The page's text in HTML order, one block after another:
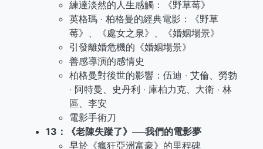
練達淡然的人生感觸：《野草莓》
英格瑪 ‧ 柏格曼的經典電影：《野草
莓》、《處女之泉》、《婚姻場景》
引發離婚危機的《婚姻場景》
善感導演的感情史
柏格曼對後世的影響：伍迪 ‧ 艾倫、勞勃
‧ 阿特曼、史丹利 ‧ 庫柏力克、大衛 ‧ 林
區、李安
電影手術刀
13：《老陳失蹤了》──我們的電影夢
早於《瘋狂亞洲富豪》的里程碑